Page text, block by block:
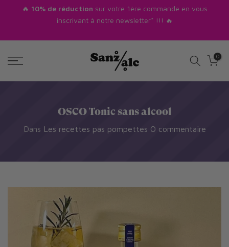
Passer
texte
😎 LE PATRON
RESTE OUVERTE
sur votre 1ère commande en vous
à notre newsletter* !!! 🔥
0
OSCO Tonic sans alcool
Dans Les recettes pas pompettes O commentaire